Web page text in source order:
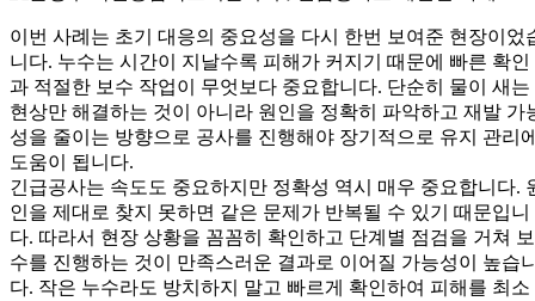
이번 사례는 초기 대응의 중요성을 다시 한번 보여준 현장이었
니다. 누수는 시간이 지날수록 피해가 커지기 때문에 빠른 확인
과 적절한 보수 작업이 무엇보다 중요합니다. 단순히 물이 새는
현상만 해결하는 것이 아니라 원인을 정확히 파악하고 재발 가
성을 줄이는 방향으로 공사를 진행해야 장기적으로 유지 관리
도움이 됩니다.
긴급공사는 속도도 중요하지만 정확성 역시 매우 중요합니다.
인을 제대로 찾지 못하면 같은 문제가 반복될 수 있기 때문입니
다. 따라서 현장 상황을 꼼꼼히 확인하고 단계별 점검을 거쳐 보
수를 진행하는 것이 만족스러운 결과로 이어질 가능성이 높습
다. 작은 누수라도 방치하지 말고 빠르게 확인하여 피해를 최소